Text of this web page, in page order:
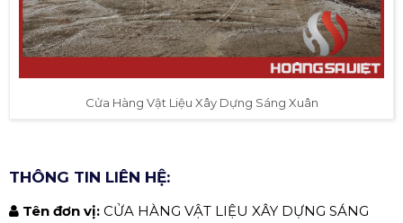
Cửa Hàng Vật Liệu Xây Dựng Sáng Xuân
THÔNG TIN LIÊN HỆ:
Tên đơn vị: CỬA HÀNG VẬT LIỆU XÂY DỰNG SÁNG